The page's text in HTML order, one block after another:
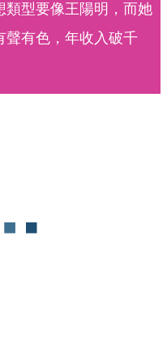
型要像王陽明，而她
聲有色，年收入破千